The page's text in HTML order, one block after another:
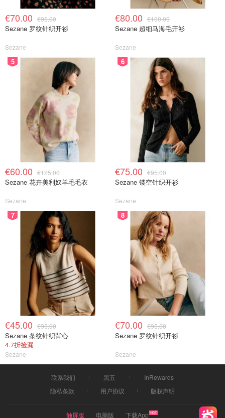
€70.00 €95.00
Sezane 罗纹针织开衫
Sezane
€80.00 €100.00
Sezane 超细马海毛开衫
Sezane
5
€60.00 €125.00
Sezane 花卉美利奴羊毛毛衣
Sezane
6
€75.00 €95.00
Sezane 镂空针织开衫
Sezane
7
€45.00 €95.00
Sezane 条纹针织背心
4.7折捡漏
Sezane
8
€70.00 €95.00
Sezane 罗纹针织开衫
Sezane
联系我们 黑五
InRewards
隐私条款
用户协议 版权声明
触屏版 电脑版 下载App